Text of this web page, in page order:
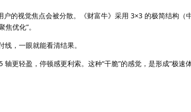
的视觉焦点会被分散。《财富牛》采用 3×3 的极简结构（
优化”。
，一眼就能看清结果。
更轻盈，停顿感更利索。这种“干脆”的感觉，是形成“极速